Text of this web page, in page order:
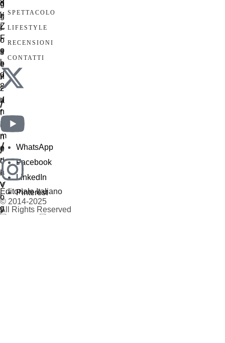
SPETTACOLO
LIFESTYLE
RECENSIONI
CONTATTI
/
/
Editoriale Italiano
© 2014-2025
All Rights Reserved
WhatsApp
Facebook
LinkedIn
Pinterest